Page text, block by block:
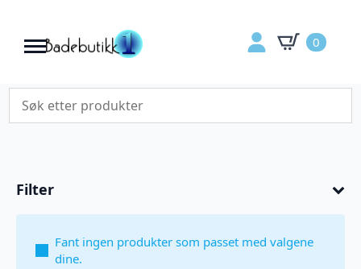
0
Filter
Fant ingen produkter som passet med valgene
dine.